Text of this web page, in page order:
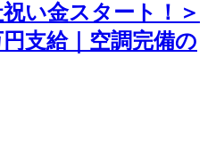
い金スタート！＞
支給｜空調完備の